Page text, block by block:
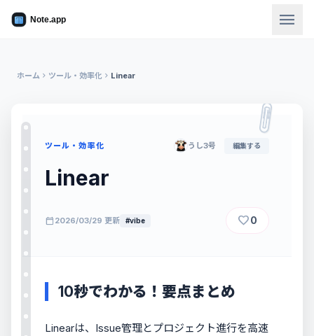
menu
ホーム chevron_right ツール・効率化 chevron_right Linear
ツール・効率化 うし3号 編集する
Linear
calendar_today 2026/03/29 更新 #vibe favorite0
10秒でわかる！要点まとめ
Linearは、Issue管理とプロジェクト進行を高速